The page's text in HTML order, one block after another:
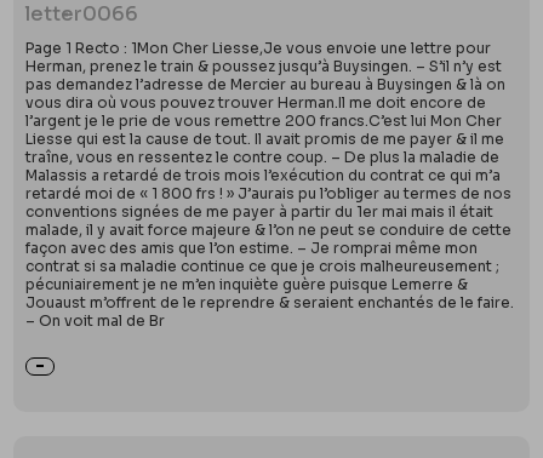
letter0066
Page 1 Recto : 1Mon Cher Liesse,Je vous envoie une lettre pour
Herman, prenez le train & poussez jusqu’à Buysingen. – S’il n’y est
pas demandez l’adresse de Mercier au bureau à Buysingen & là on
vous dira où vous pouvez trouver Herman.Il me doit encore de
l’argent je le prie de vous remettre 200 francs.C’est lui Mon Cher
Liesse qui est la cause de tout. Il avait promis de me payer & il me
traîne, vous en ressentez le contre coup. – De plus la maladie de
Malassis a retardé de trois mois l’exécution du contrat ce qui m’a
retardé moi de « 1 800 frs ! » J’aurais pu l’obliger au termes de nos
conventions signées de me payer à partir du 1er mai mais il était
malade, il y avait force majeure & l’on ne peut se conduire de cette
façon avec des amis que l’on estime. – Je romprai même mon
contrat si sa maladie continue ce que je crois malheureusement ;
pécuniairement je ne m’en inquiète guère puisque Lemerre &
Jouaust m’offrent de le reprendre & seraient enchantés de le faire.
– On voit mal de Br